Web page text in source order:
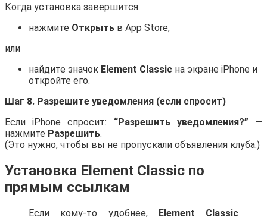
Когда установка завершится:
нажмите Открыть в App Store,
или
найдите значок Element Classic на экране iPhone и
откройте его.
Шаг 8. Разрешите уведомления (если спросит)
Если iPhone спросит: “Разрешить уведомления?” —
нажмите Разрешить.
(Это нужно, чтобы вы не пропускали объявления клуба.)
Установка Element Classic по
прямым ссылкам
Если кому-то удобнее, Element Classic